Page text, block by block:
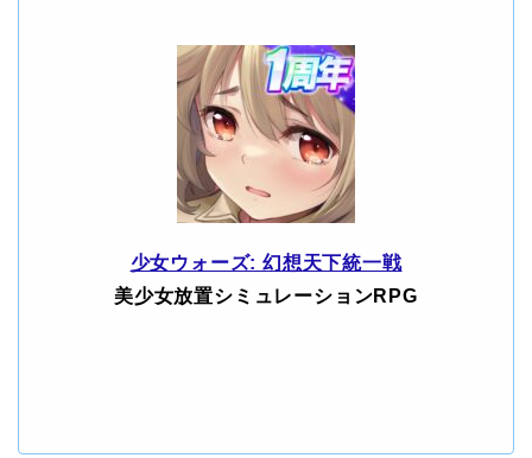
少女ウォーズ: 幻想天下統一戦
美少女放置シミュレーションRPG